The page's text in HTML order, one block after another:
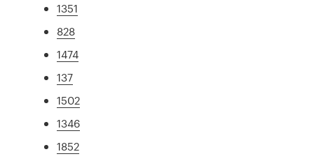
1351
828
1474
137
1502
1346
1852